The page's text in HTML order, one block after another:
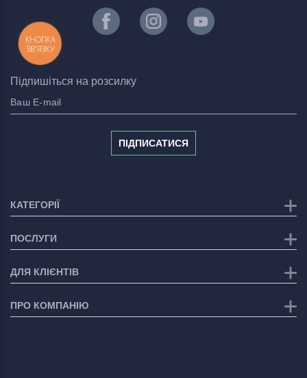
Підпишіться на розсилку
ПІДПИСАТИСЯ
КАТЕГОРІЇ
ПОСЛУГИ
ДЛЯ КЛІЄНТІВ
ПРО КОМПАНІЮ
КНОПКА
ЗВ'ЯЗКУ